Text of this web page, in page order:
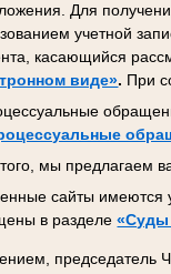
Для
учетной
касающийся
виде». При
мы предлагаем
сайты имеются
в разделе«Суды
председатель